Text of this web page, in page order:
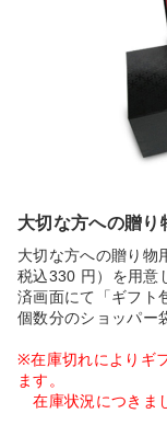
大切な方への贈り
大切な方への贈り物
税込330 円）を用意
済画面にて「ギフト
個数分のショッパー
※在庫切れによりギ
ます。
在庫状況につきま